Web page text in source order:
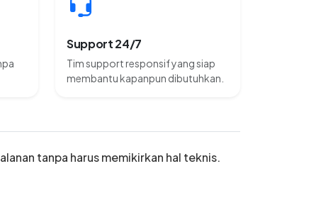
Support 24/7
Tim support responsif yang siap
membantu kapanpun dibutuhkan.
tanpa harus memikirkan hal teknis.